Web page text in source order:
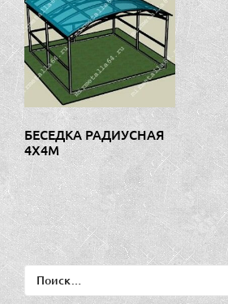
БЕСЕДКА РАДИУСНАЯ
4Х4М
Найти: